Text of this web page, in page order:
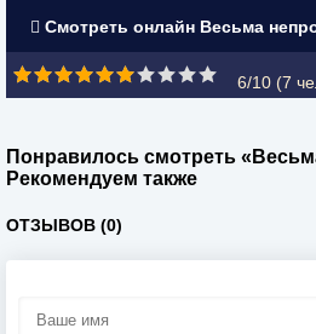
Смотреть онлайн Весьма
6/10 (7
Понравилось смотреть
Рекомендуем также
ОТЗЫВОВ (0)